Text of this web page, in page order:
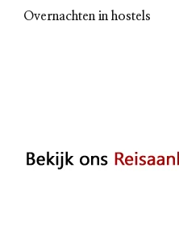
Overnachten in hostels